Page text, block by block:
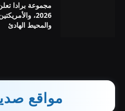
مجموعة برادا
2026،
والمحيط الهادئ
مواقع